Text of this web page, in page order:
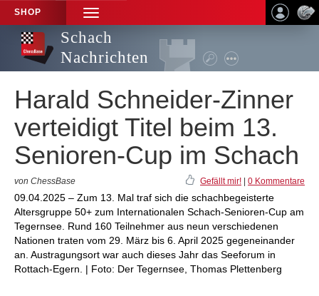
SHOP
TOGGLE
NAVIGATION
Schach
Nachrichten
Harald Schneider-Zinner
verteidigt Titel beim 13.
Senioren-Cup im Schach
von ChessBase Gefällt mir! 0 Kommentare
09.04.2025 – Zum 13. Mal traf sich die schachbegeisterte
Altersgruppe 50+ zum Internationalen Schach-Senioren-Cup am
Tegernsee. Rund 160 Teilnehmer aus neun verschiedenen
Nationen traten vom 29. März bis 6. April 2025 gegeneinander
an. Austragungsort war auch dieses Jahr das Seeforum in
Rottach-Egern. | Foto: Der Tegernsee, Thomas Plettenberg